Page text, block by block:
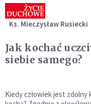
Ks. Mieczysław Rusiecki
Jak kochać
siebie samego?
Kiedy człowiek jest zdolny